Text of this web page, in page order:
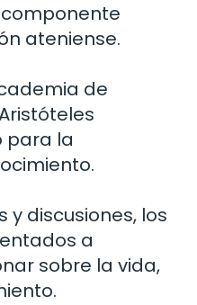
ateniense.
de
para la
y discusiones, los
a
sobre la vida,